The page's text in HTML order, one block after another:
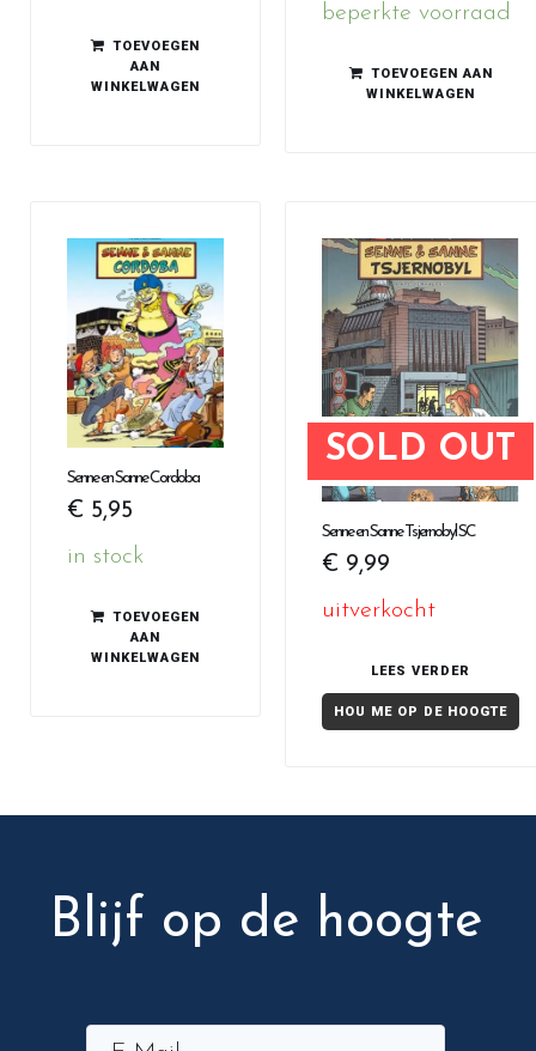
TOEVOEGEN
AAN
WINKELWAGEN
beperkte voorraad
TOEVOEGEN AAN
WINKELWAGEN
Senne en Sanne Cordoba
€ 5,95
in stock
TOEVOEGEN
AAN
WINKELWAGEN
SOLD OUT
Senne en Sanne Tsjernobyl SC
€ 9,99
uitverkocht
LEES VERDER
HOU ME OP DE HOOGTE
Blijf op de hoogte